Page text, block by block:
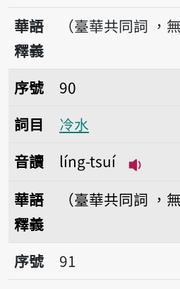
播放
華語
釋義
（臺華共同詞 ，
序號90冷水
序號
90
詞目
冷水
音讀
líng-tsuí
華語
釋義
（臺華共同詞 ，
序號91能源
序號
91